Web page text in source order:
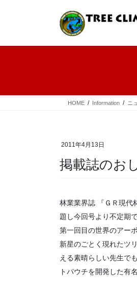
ツ
シ
HOME Information ニ
2011年4月13日
掲載誌のお
林業業界誌 『ＧＲ現代
題し今回号より不定期
第一回目の世界のアー
新星のごとく現れたツ
える素晴らしい先生で
トパウチを開発した有